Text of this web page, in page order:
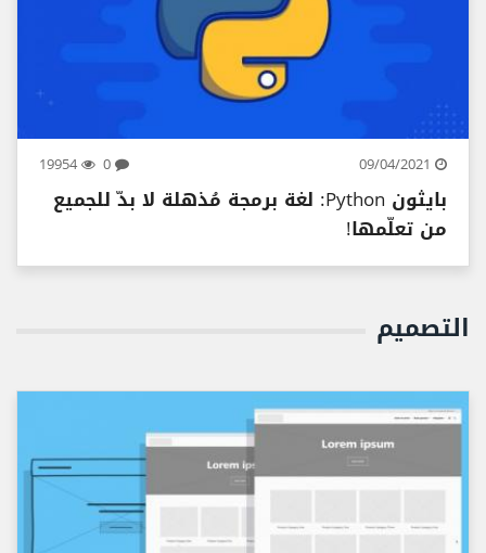
19954
بايثون Python: لغة برمجة مُذهلة لا بدّ للجميع
من تعلّمها!
التصميم